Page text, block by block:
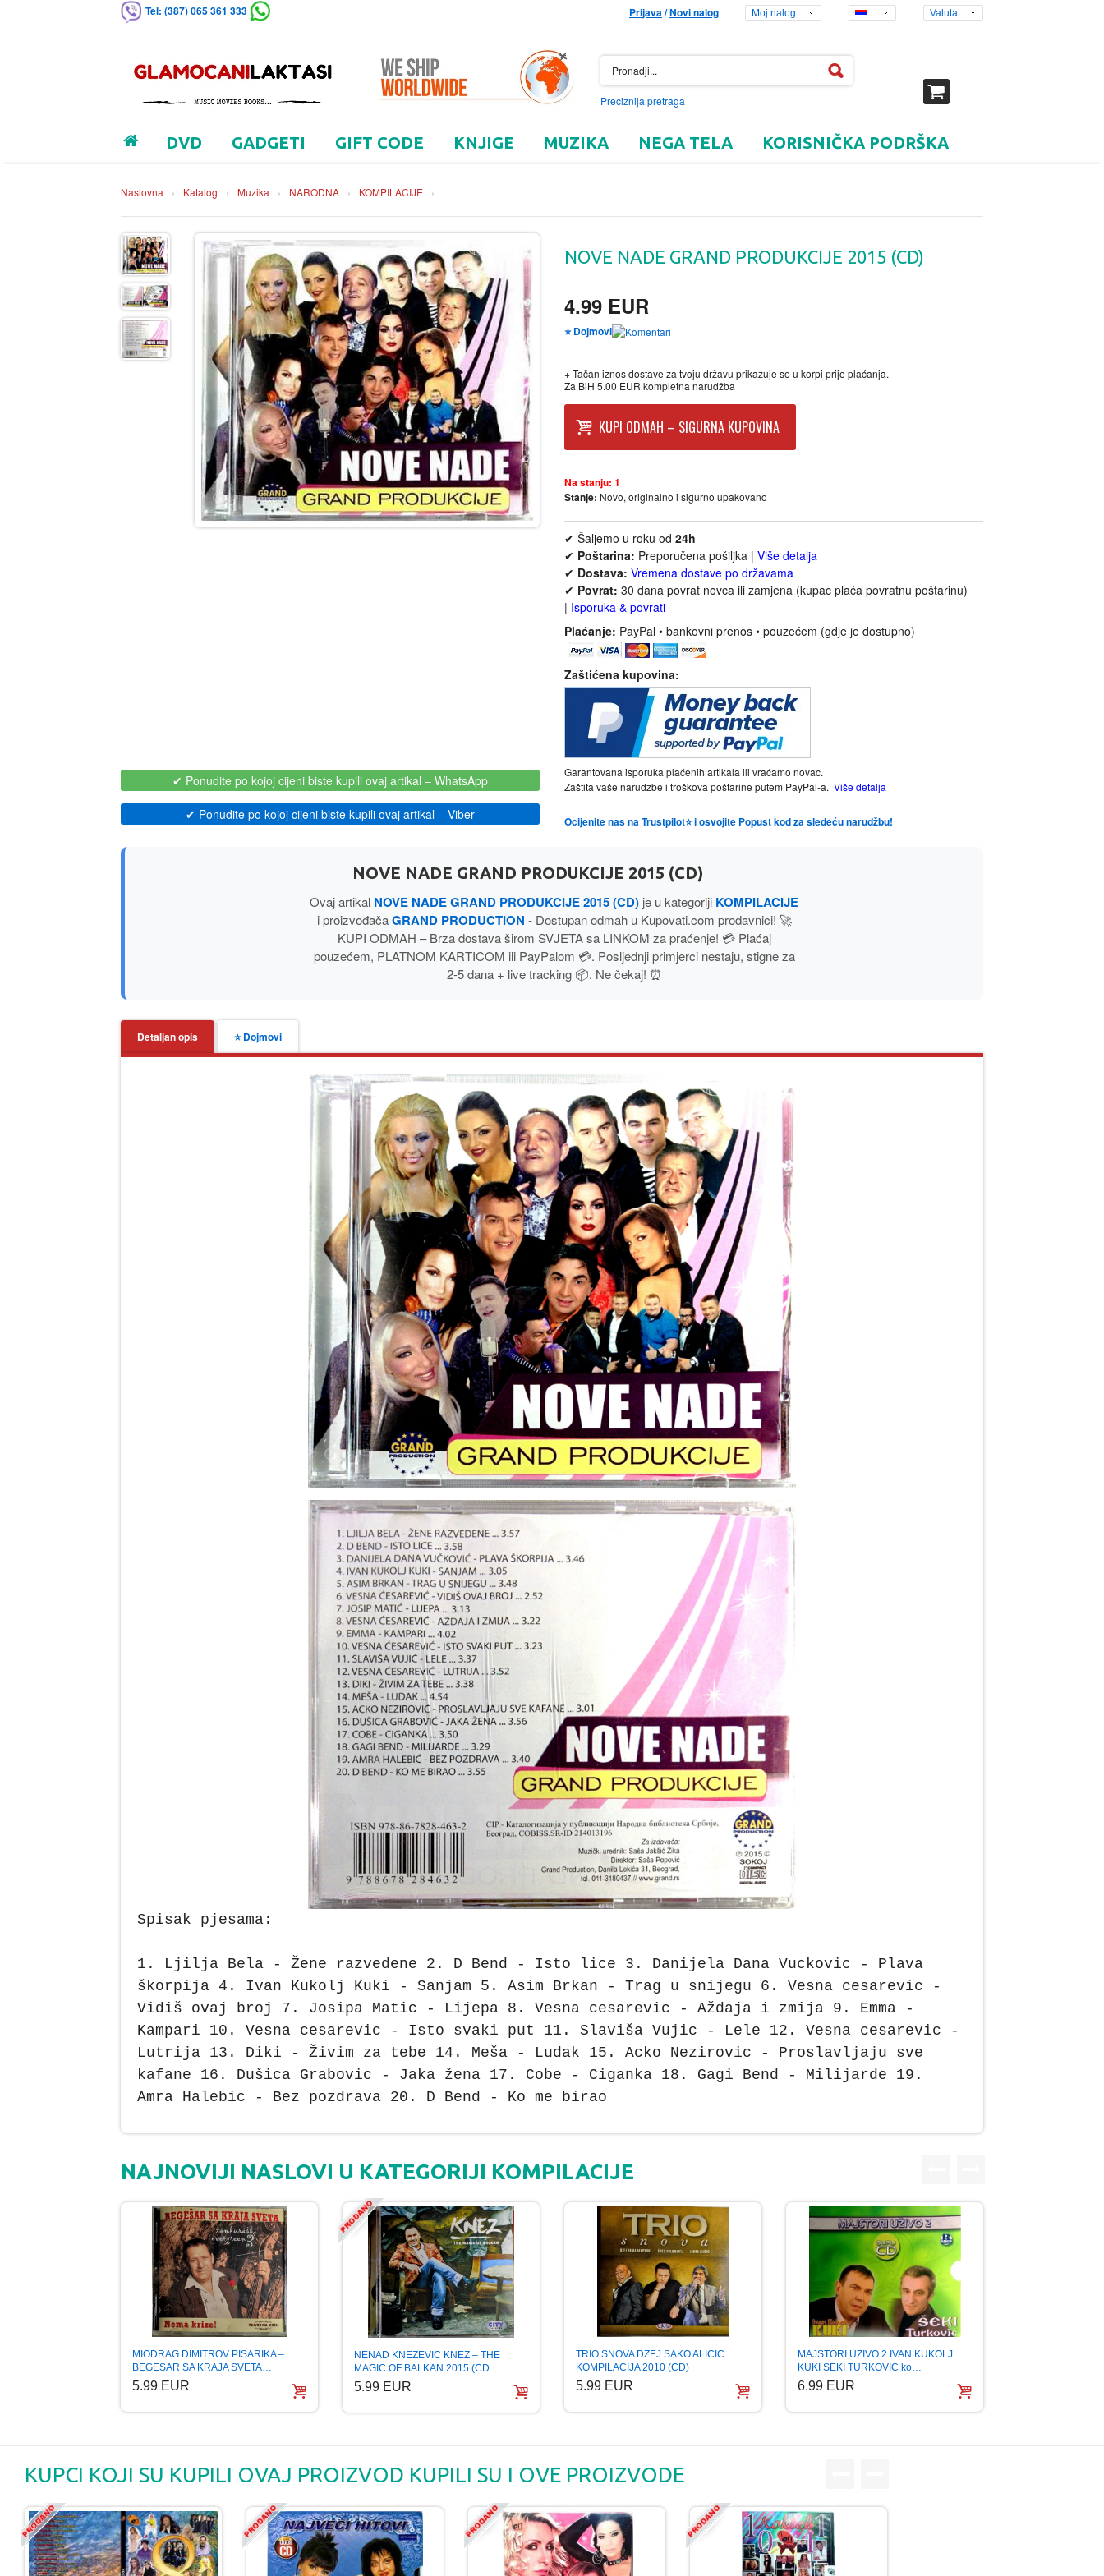
Tel: (387) 065 361 333 Prijava/Novi nalog Moj nalog Valuta
Preciznija pretraga
DVD GADGETI GIFT CODE KNJIGE MUZIKA NEGA TELA KORISNIČKA PODRŠKA
Naslovna › Katalog › Muzika › NARODNA › KOMPILACIJE ›
✔ Ponudite po kojoj cijeni biste kupili ovaj artikal – WhatsApp
✔ Ponudite po kojoj cijeni biste kupili ovaj artikal – Viber
NOVE NADE GRAND PRODUKCIJE 2015 (CD)
4.99 EUR
⭐ Dojmovi
+ Tačan iznos dostave za tvoju državu prikazuje se u korpi prije plaćanja.
Za BiH 5.00 EUR kompletna narudžba
KUPI ODMAH – SIGURNA KUPOVINA
Na stanju: 1
Stanje: Novo, originalno i sigurno upakovano
✔ Šaljemo u roku od 24h
✔ Poštarina: Preporučena pošiljka | Više detalja
✔ Dostava: Vremena dostave po državama
✔ Povrat: 30 dana povrat novca ili zamjena (kupac plaća povratnu poštarinu)
| Isporuka & povrati
Plaćanje: PayPal • bankovni prenos • pouzećem (gdje je dostupno)
Zaštićena kupovina:
Garantovana isporuka plaćenih artikala ili vraćamo novac.
Zaštita vaše narudžbe i troškova poštarine putem PayPal-a. Više detalja
Ocijenite nas na Trustpilot⭐ i osvojite Popust kod za sledeću narudžbu!
NOVE NADE GRAND PRODUKCIJE 2015 (CD)
Ovaj artikal NOVE NADE GRAND PRODUKCIJE 2015 (CD) je u kategoriji KOMPILACIJE
i proizvođačaGRAND PRODUCTION - Dostupan odmah u Kupovati.com prodavnici! 🚀
KUPI ODMAH – Brza dostava širom SVJETA sa LINKOM za praćenje! 💳 Plaćaj
pouzećem, PLATNOM KARTICOM ili PayPalom 💳. Posljednji primjerci nestaju, stigne za
2-5 dana + live tracking 📦. Ne čekaj! ⏰
Detaljan opis ⭐ Dojmovi
Spisak pjesama:
1. Ljilja Bela - Žene razvedene 2. D Bend - Isto lice 3. Danijela Dana Vuckovic - Plava
škorpija 4. Ivan Kukolj Kuki - Sanjam 5. Asim Brkan - Trag u snijegu 6. Vesna cesarevic -
Vidiš ovaj broj 7. Josipa Matic - Lijepa 8. Vesna cesarevic - Aždaja i zmija 9. Emma -
Kampari 10. Vesna cesarevic - Isto svaki put 11. Slaviša Vujic - Lele 12. Vesna cesarevic -
Lutrija 13. Diki - Živim za tebe 14. Meša - Ludak 15. Acko Nezirovic - Proslavljaju sve
kafane 16. Dušica Grabovic - Jaka žena 17. Cobe - Ciganka 18. Gagi Bend - Milijarde 19.
Amra Halebic - Bez pozdrava 20. D Bend - Ko me birao
NAJNOVIJI NASLOVI U KATEGORIJI KOMPILACIJE
MIODRAG DIMITROV PISARIKA –
BEGESAR SA KRAJA SVETA…
5.99 EUR
NENAD KNEZEVIC KNEZ – THE
MAGIC OF BALKAN 2015 (CD…
5.99 EUR
TRIO SNOVA DZEJ SAKO ALICIC
KOMPILACIJA 2010 (CD)
5.99 EUR
MAJSTORI UZIVO 2 IVAN KUKOLJ
KUKI SEKI TURKOVIC ko…
6.99 EUR
KUPCI KOJI SU KUPILI OVAJ PROIZVOD KUPILI SU I OVE PROIZVODE